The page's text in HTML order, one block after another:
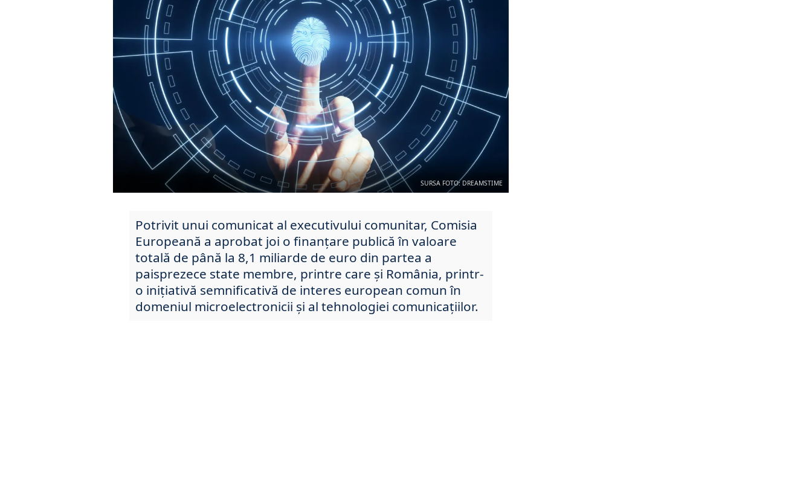
SURSA FOTO: DREAMSTIME
Potrivit unui comunicat al executivului comunitar, Comisia
Europeană a aprobat joi o finanțare publică în valoare
totală de până la 8,1 miliarde de euro din partea a
paisprezece state membre, printre care și România, printr-
o inițiativă semnificativă de interes european comun în
domeniul microelectronicii și al tehnologiei comunicațiilor.